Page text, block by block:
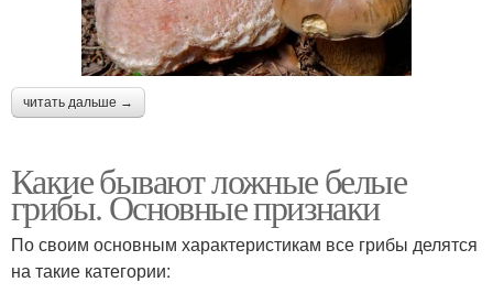
читать дальше →
Какие бывают ложные белые
грибы. Основные признаки
По своим основным характеристикам все грибы делятся
на такие категории: